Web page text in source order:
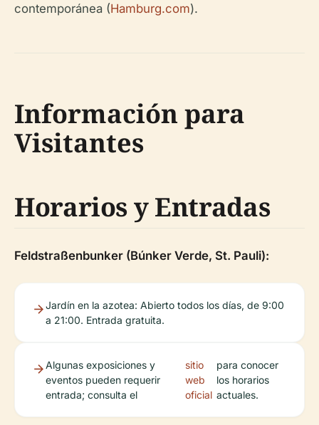
contemporánea (Hamburg.com).
Información para
Visitantes
Horarios y Entradas
Feldstraßenbunker (Búnker Verde, St. Pauli):
Jardín en la azotea: Abierto todos los días, de 9:00
a 21:00. Entrada gratuita.
Algunas exposiciones y
eventos pueden requerir
entrada; consulta el
sitio
web
oficial
para conocer
los horarios
actuales.